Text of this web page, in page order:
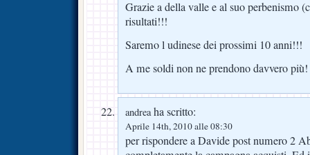
Grazie a della valle e al suo perbenismo
risultati!!!
Saremo l udinese dei prossimi 10 anni!!!
A me soldi non ne prendono davvero più!
andreaha scritto:
Aprile 14th, 2010 alle 08:30
per rispondere a Davide post numero 2